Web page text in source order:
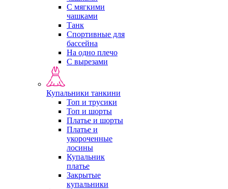
С мягкими
чашками
Танк
Спортивные для
бассейна
На одно плечо
С вырезами
Купальники танкини
Топ и трусики
Топ и шорты
Платье и шорты
Платье и
укороченные
лосины
Купальник
платье
Закрытые
купальники